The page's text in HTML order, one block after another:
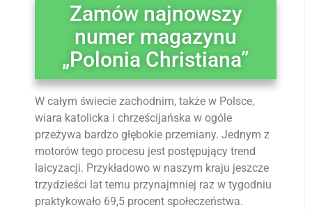
Zamów najnowszy
numer magazynu
„Polonia Christiana”
W całym świecie zachodnim, także w Polsce,
wiara katolicka i chrześcijańska w ogóle
przeżywa bardzo głębokie przemiany. Jednym z
motorów tego procesu jest postępujący trend
laicyzacji. Przykładowo w naszym kraju jeszcze
trzydzieści lat temu przynajmniej raz w tygodniu
praktykowało 69,5 procent społeczeństwa.